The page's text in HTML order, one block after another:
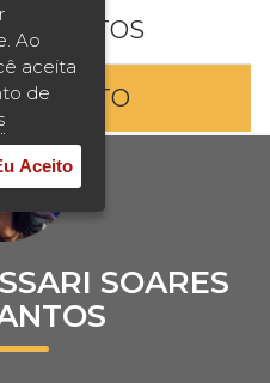
CONTATO
SOARES
Ao
aceita
de
Aceito